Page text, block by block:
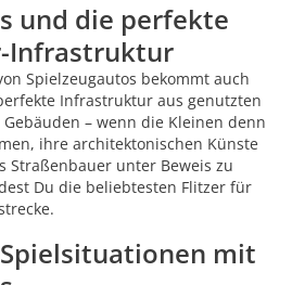
und die perfekte
Infrastruktur
Spielzeugautos bekommt auch
Infrastruktur aus genutzten
– wenn die Kleinen denn
ihre architektonischen Künste
Straßenbauer unter Beweis zu
Du die beliebtesten Flitzer für
mit